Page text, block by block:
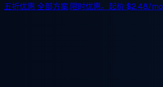
五折优惠 全部方案,限时优惠。起价$2.48/mo